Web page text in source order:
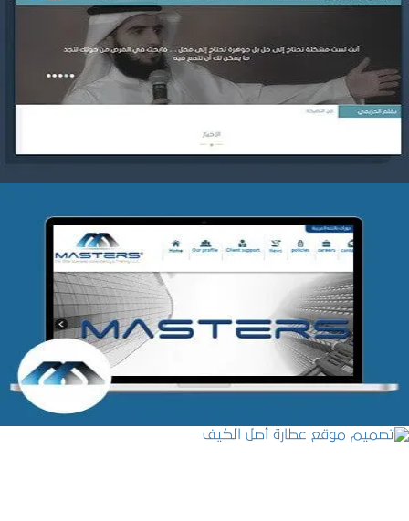
موقع ياسر بن بدر الحزيمي
التفاصيل
شركة MASTERS للتدريب
التفاصيل